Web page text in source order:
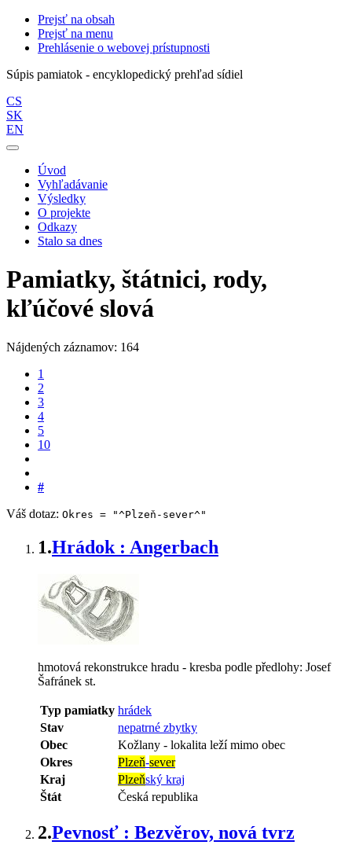
Prejsť na obsah
Prejsť na menu
Prehlásenie o webovej prístupnosti
Súpis pamiatok - encyklopedický prehľad sídiel
CS
SK
EN
Úvod
Vyhľadávanie
Výsledky
O projekte
Odkazy
Stalo sa dnes
Pamiatky, štátnici, rody,
kľúčové slová
Nájdených záznamov: 164
1
2
3
4
5
10
#
Váš dotaz: Okres = "^Plzeň-sever^"
1.Hrádok : Angerbach
hmotová rekonstrukce hradu - kresba podle předlohy: Josef
Šafránek st.
Typ pamiatky hrádek
Stav
nepatrné zbytky
Obec
Kožlany - lokalita leží mimo obec
Okres
Plzeň-sever
Kraj
Plzeňský kraj
Štát
Česká republika
2.Pevnosť : Bezvěrov, nová tvrz